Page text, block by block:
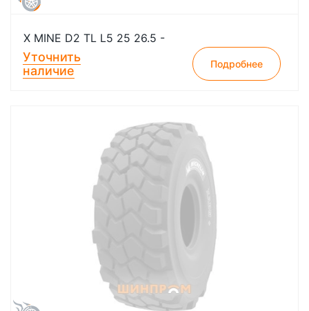
X MINE D2 TL L5 25 26.5 -
Уточнить
наличие
Подробнее